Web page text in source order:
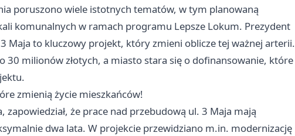
poruszono wiele istotnych tematów, w tym planowaną
komunalnych w ramach programu Lepsze Lokum. Prezydent
Maja to kluczowy projekt, który zmieni oblicze tej ważnej arterii.
30 milionów złotych, a miasto stara się o dofinansowanie, które
zmienią życie mieszkańców!
zapowiedział, że prace nad przebudową ul. 3 Maja mają
dwa lata. W projekcie przewidziano m.in. modernizację